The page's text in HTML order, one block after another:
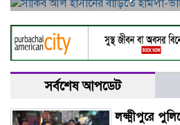
সর্বশেষ আপডেট
লক্ষ্মীপুরে